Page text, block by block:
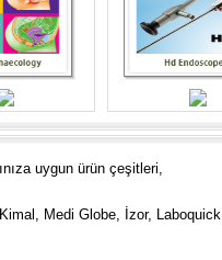
uygun ürün çeşitleri,
Medi Globe, İzor,